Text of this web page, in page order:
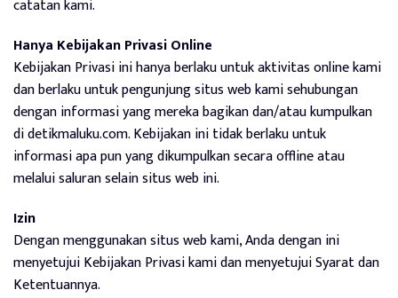
catatan kami.
Hanya Kebijakan Privasi Online
Kebijakan Privasi ini hanya berlaku untuk aktivitas online kami
dan berlaku untuk pengunjung situs web kami sehubungan
dengan informasi yang mereka bagikan dan/atau kumpulkan
di detikmaluku.com. Kebijakan ini tidak berlaku untuk
informasi apa pun yang dikumpulkan secara offline atau
melalui saluran selain situs web ini.
Izin
Dengan menggunakan situs web kami, Anda dengan ini
menyetujui Kebijakan Privasi kami dan menyetujui Syarat dan
Ketentuannya.